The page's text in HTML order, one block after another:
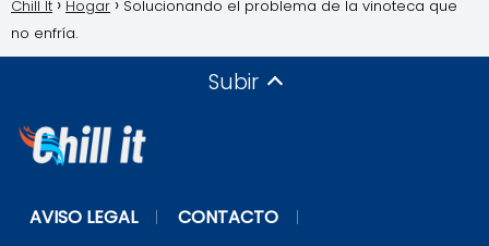
Chill It Hogar
Solucionando el problema de la vinoteca que
no enfría.
Subir
AVISO LEGAL CONTACTO